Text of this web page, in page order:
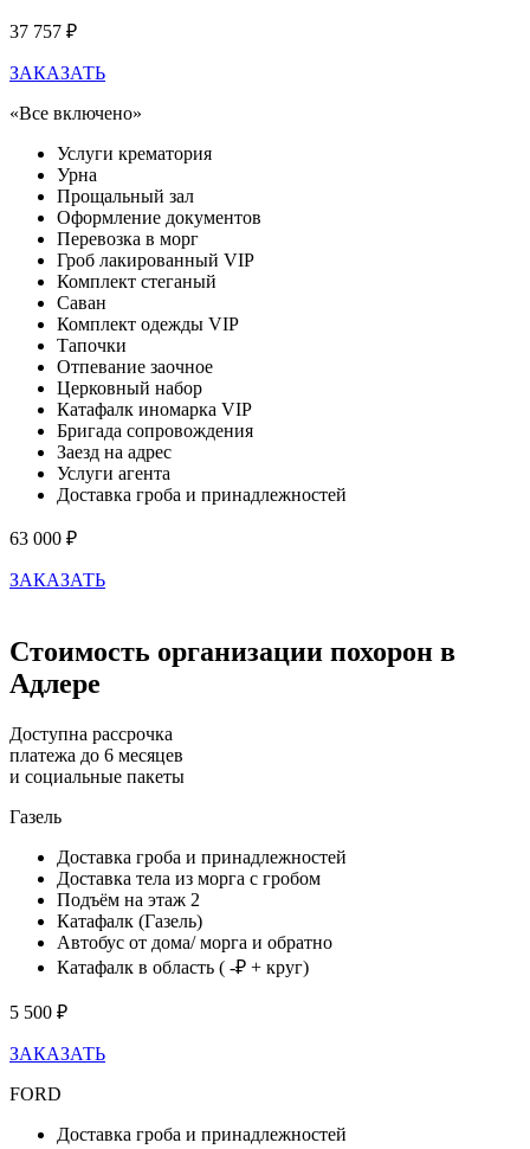
37 757 ₽
ЗАКАЗАТЬ
«Все включено»
Услуги крематория
Урна
Прощальный зал
Оформление документов
Перевозка в морг
Гроб лакированный VIP
Комплект стеганый
Саван
Комплект одежды VIP
Тапочки
Отпевание заочное
Церковный набор
Катафалк иномарка VIP
Бригада сопровождения
Заезд на адрес
Услуги агента
Доставка гроба и принадлежностей
63 000 ₽
ЗАКАЗАТЬ
Стоимость организации похорон в
Адлере
Доступна рассрочка
платежа до 6 месяцев
и социальные пакеты
Газель
Доставка гроба и принадлежностей
Доставка тела из морга с гробом
Подъём на этаж 2
Катафалк (Газель)
Автобус от дома/ морга и обратно
Катафалк в область ( -₽ + круг)
5 500 ₽
ЗАКАЗАТЬ
FORD
Доставка гроба и принадлежностей